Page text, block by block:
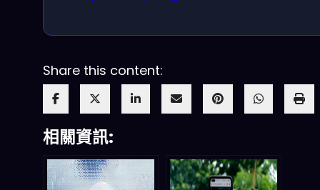
Share this content:
相關資訊: